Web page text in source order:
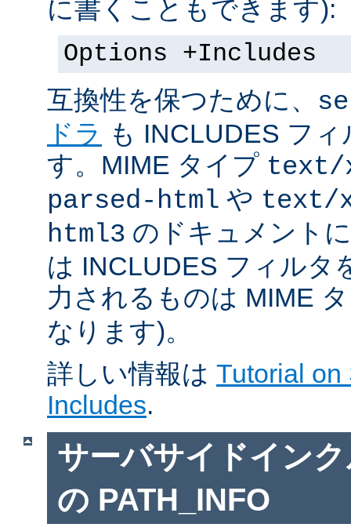
に書くこともできます):
Options +Includes
互換性を保つために、
ドラ も INCLUDES フ
す。MIME タイプ text/
parsed-html や text/
html3 のドキュメント
は INCLUDES フィルタ
力されるものは MIME
なります)。
詳しい情報は Tutorial on
Includes.
サーバサイドイン
の PATH_INFO